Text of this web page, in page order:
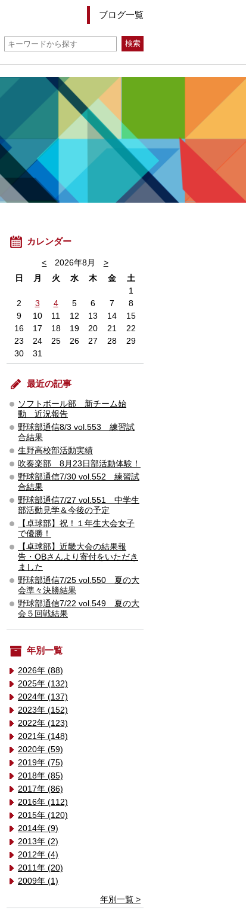
ブログ一覧
カレンダー
< 2026年8月
>
日
月 火 水 木 金
土
1
2
3 4 5 6 7
8
9
10 11 12 13 14
15
16
17 18 19 20 21
22
23
24 25 26 27 28
29
30
31
最近の記事
ソフトボール部 新チーム始
動 近況報告
野球部通信8/3 vol.553 練習試
合結果
生野高校部活動実績
吹奏楽部 8月23日部活動体験！
野球部通信7/30 vol.552 練習試
合結果
野球部通信7/27 vol.551 中学生
部活動見学＆今後の予定
【卓球部】祝！１年生大会女子
で優勝！
【卓球部】近畿大会の結果報
告・OBさんより寄付をいただき
ました
野球部通信7/25 vol.550 夏の大
会準々決勝結果
野球部通信7/22 vol.549 夏の大
会５回戦結果
年別一覧
2026年 (88)
2025年 (132)
2024年 (137)
2023年 (152)
2022年 (123)
2021年 (148)
2020年 (59)
2019年 (75)
2018年 (85)
2017年 (86)
2016年 (112)
2015年 (120)
2014年 (9)
2013年 (2)
2012年 (4)
2011年 (20)
2009年 (1)
年別一覧 >